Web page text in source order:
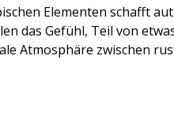
Elementen schafft
das Gefühl, Teil von
Atmosphäre zwischen